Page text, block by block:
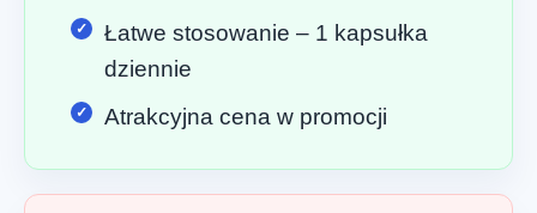
Łatwe stosowanie – 1 kapsułka
dziennie
Atrakcyjna cena w promocji